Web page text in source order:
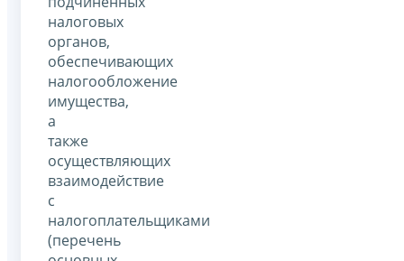
налоговых
органов,
обеспечивающих
налогообложение
имущества,
а
также
осуществляющих
взаимодействие
с
налогоплательщиками
(перечень